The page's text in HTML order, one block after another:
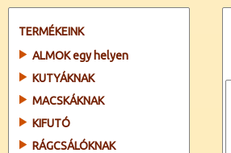
TERMÉKEINK
ALMOK egy helyen
KUTYÁKNAK
MACSKÁKNAK
KIFUTÓ
RÁGCSÁLÓKNAK